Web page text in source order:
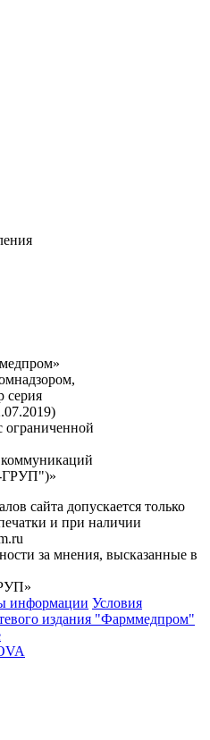
серия
ограниченной
сайта допускается только
и при наличии
за мнения, высказанные в
информации Условия
издания "Фарммедпром"